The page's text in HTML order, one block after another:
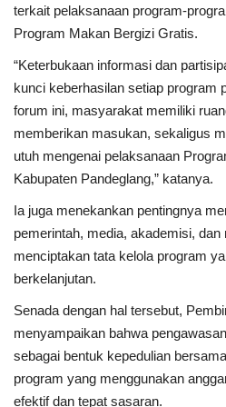
terkait pelaksanaan program-
Program Makan Bergizi Gratis.
“Keterbukaan informasi dan
kunci keberhasilan setiap program
forum ini, masyarakat memiliki
memberikan masukan, sekaligus
utuh mengenai pelaksanaan
Kabupaten Pandeglang,” katanya.
Ia juga menekankan pentingnya
pemerintah, media, akademisi,
menciptakan tata kelola program
berkelanjutan.
Senada dengan hal tersebut,
menyampaikan bahwa
sebagai bentuk kepedulian
program yang menggunakan
efektif dan tepat sasaran.